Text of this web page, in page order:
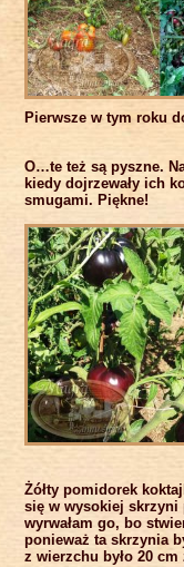
Pierwsze w tym roku
O…te też są pyszne.
kiedy dojrzewały ich
smugami. Piękne!
Żółty pomidorek
się w wysokiej skrzyni
wyrwałam go, bo
ponieważ ta skrzynia
z wierzchu było 20